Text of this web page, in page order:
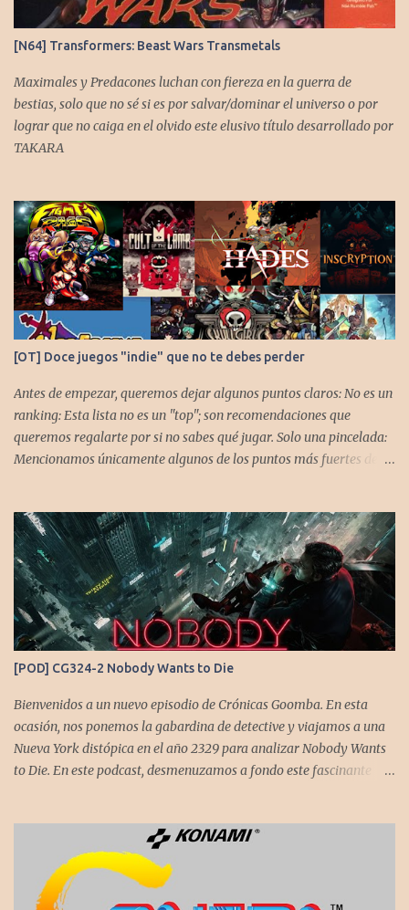
[N64] Transformers: Beast Wars Transmetals
Maximales y Predacones luchan con fiereza en la guerra de
bestias, solo que no sé si es por salvar/dominar el universo o por
lograr que no caiga en el olvido este elusivo título desarrollado por
TAKARA
[OT] Doce juegos "indie" que no te debes perder
Antes de empezar, queremos dejar algunos puntos claros: No es un
ranking: Esta lista no es un "top"; son recomendaciones que
queremos regalarte por si no sabes qué jugar. Solo una pincelada:
Mencionamos únicamente algunos de los puntos más fuertes de
asegurar que, al menos uno, se adapte a tus gustos. Si te gusta este
tipo de contenido, háznoslo saber para crear nuevas entradas con
otros doce juegos imprescindibles. Cuphead En la mente de los dos
hermanos desarrolladores, la idea de fusionar el arte de las
películas de animación clásica con un juego de disparos (al estilo
Contra o Metal Slug) era una apuesta ganadora. En la ejecución, la
calidad es insuperable. Posee un excelente diseño de niveles,
variedad de jefes, plataformas desafiantes y una música
estupenda. Es un título que te mantiene enganchado a pesar de su
alta dificultad...
[POD] CG324-2 Nobody Wants to Die
Bienvenidos a un nuevo episodio de Crónicas Goomba. En esta
ocasión, nos ponemos la gabardina de detective y viajamos a una
Nueva York distópica en el año 2329 para analizar Nobody Wants
to Die. En este podcast, desmenuzamos a fondo este fascinante
@flagstaad quien pasó el título en PS5 y junto a @GoombaVictor
nos cuenta sus impresiones y vivencias. El juego está disponible
para XBS, PS5 y PC. No sobra comentarles que necesitamos su
apoyo al seguirnos en: Spotify YouTube. Muchas gracias a todos